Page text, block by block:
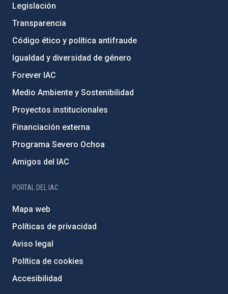
Legislación
Transparencia
Código ético y política antifraude
Igualdad y diversidad de género
Forever IAC
Medio Ambiente y Sostenibilidad
Proyectos institucionales
Financiación externa
Programa Severo Ochoa
Amigos del IAC
PORTAL DEL IAC
Mapa web
Políticas de privacidad
Aviso legal
Política de cookies
Accesibilidad